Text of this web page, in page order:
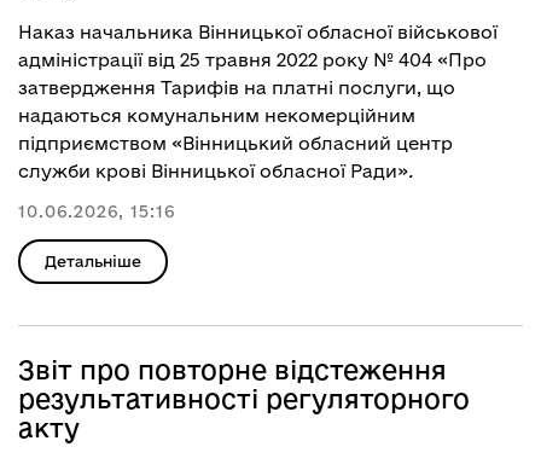
Наказ начальника Вінницької обласної військової
адміністрації від 25 травня 2022 року № 404 «Про
затвердження Тарифів на платні послуги, що
надаються комунальним некомерційним
підприємством «Вінницький обласний центр
служби крові Вінницької обласної Ради».
10.06.2026, 15:16
Детальніше
Звіт про повторне відстеження
результативності регуляторного
акту